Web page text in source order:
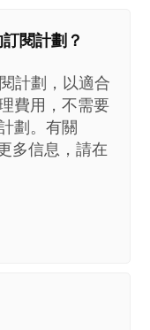
閱計劃？
計劃，以適合
費用，不需要
劃。有關
多信息，請在